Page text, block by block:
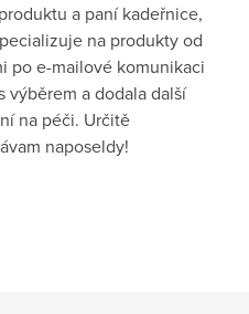
a paní kadeřnice,
na produkty od
po e-mailové komunikaci
výběrem a dodala další
na péči. Určitě
naposeldy!